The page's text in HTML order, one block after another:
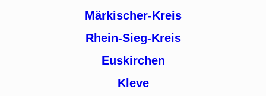
Märkischer-Kreis
Rhein-Sieg-Kreis
Euskirchen
Kleve